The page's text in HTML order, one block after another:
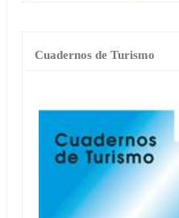
Cuadernos de Turismo